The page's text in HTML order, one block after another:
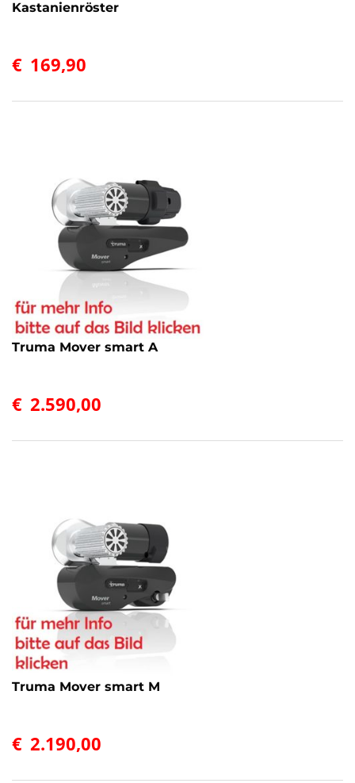
Kastanienröster
€ 169,90
Truma Mover smart A
€ 2.590,00
Truma Mover smart M
€ 2.190,00